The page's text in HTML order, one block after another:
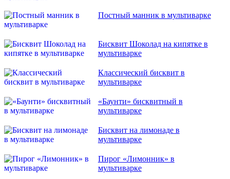
Постный манник в мультиварке
Бисквит Шоколад на кипятке в
мультиварке
Классический бисквит в
мультиварке
«Баунти» бисквитный в
мультиварке
Бисквит на лимонаде в
мультиварке
Пирог «Лимонник» в
мультиварке